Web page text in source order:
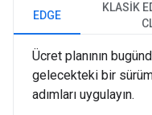
EDGE
KLASIK
Ücret planının
gelecekteki bir
adımları uygulayın.